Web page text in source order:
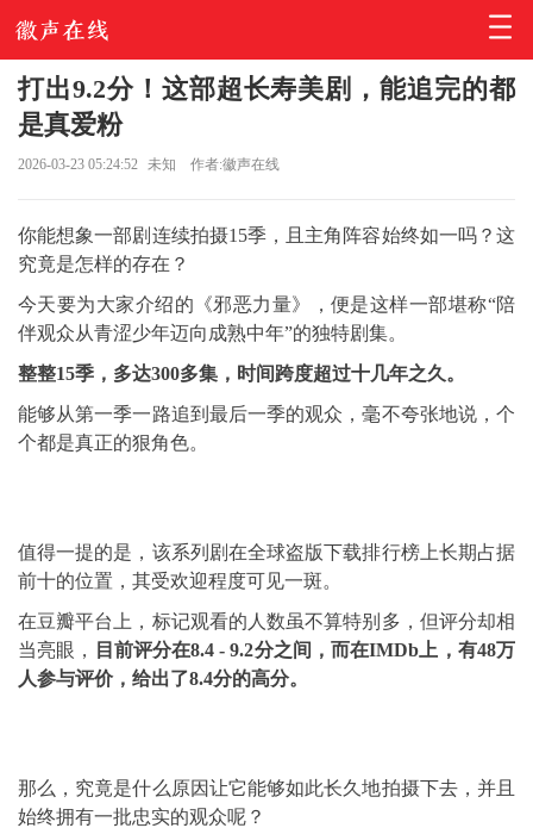
打出9.2分！这部超长寿美剧，能追完的都
是真爱粉
2026-03-23 05:24:52 未知 作者:徽声在线
你能想象一部剧连续拍摄15季，且主角阵容始终如一吗？这
究竟是怎样的存在？
今天要为大家介绍的《邪恶力量》，便是这样一部堪称“陪
伴观众从青涩少年迈向成熟中年”的独特剧集。
整整15季，多达300多集，时间跨度超过十几年之久。
能够从第一季一路追到最后一季的观众，毫不夸张地说，个
个都是真正的狠角色。
值得一提的是，该系列剧在全球盗版下载排行榜上长期占据
前十的位置，其受欢迎程度可见一斑。
在豆瓣平台上，标记观看的人数虽不算特别多，但评分却相
当亮眼，
目前评分在8.4 - 9.2分之间，而在IMDb上，有48万
人参与评价，给出了8.4分的高分。
那么，究竟是什么原因让它能够如此长久地拍摄下去，并且
始终拥有一批忠实的观众呢？